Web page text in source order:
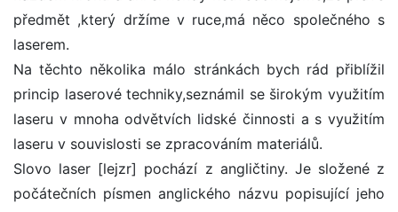
předmět ,který držíme v ruce,má něco společného s
laserem.
Na těchto několika málo stránkách bych rád přiblížil
princip laserové techniky,seznámil se širokým využitím
laseru v mnoha odvětvích lidské činnosti a s využitím
laseru v souvislosti se zpracováním materiálů.
Slovo laser [lejzr] pochází z angličtiny. Je složené z
počátečních písmen anglického názvu popisující jeho